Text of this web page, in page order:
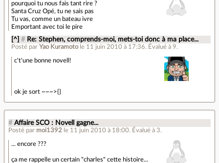
pourquoi tu nous fais tant rire ?
Santa Cruz Opé, tu ne sais pas
Tu vas, comme un bateau ivre
Emportant avec toi le pire
[^] # Re: Stephen, comprends-moi, mets-toi donc à ma place...
Posté parYao Kuramoto le 11 juin 2010 à 17:36. Évalué à9.
c't'une bonne novell!
ok je sort ~~~>{}
# Affaire SCO : Novell gagne...
Posté par moi1392 le 11 juin 2010 à 18:00. Évalué à 3.
... encore ???
ça me rappelle un certain "charles" cette histoire...